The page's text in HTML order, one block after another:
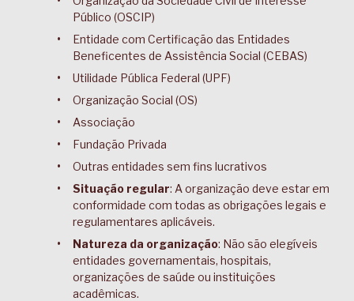
Público (OSCIP)
Entidade com Certificação das Entidades
Beneficentes de Assistência Social (CEBAS)
Utilidade Pública Federal (UPF)
Organização Social (OS)
Associação
Fundação Privada
Outras entidades sem fins lucrativos
Situação regular: A organização deve estar em
conformidade com todas as obrigações legais e
regulamentares aplicáveis.
Natureza da organização: Não são elegíveis
entidades governamentais, hospitais,
organizações de saúde ou instituições
acadêmicas.